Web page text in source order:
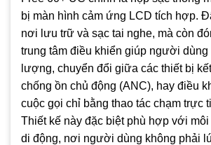
bị màn hình cảm ứng LCD tích hợp.
nơi lưu trữ và sạc tai nghe, mà còn
trung tâm điều khiển giúp người dùng
lượng, chuyển đổi giữa các thiết bị
chống ồn chủ động (ANC), hay điều
cuộc gọi chỉ bằng thao tác chạm trực
Thiết kế này đặc biệt phù hợp với
di động, nơi người dùng không phải